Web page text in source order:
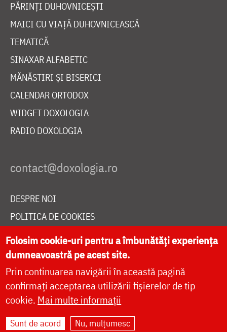
PĂRINȚI DUHOVNICEȘTI
MAICI CU VIAȚĂ DUHOVNICEASCĂ
TEMATICĂ
SINAXAR ALFABETIC
MĂNĂSTIRI ȘI BISERICI
CALENDAR ORTODOX
WIDGET DOXOLOGIA
RADIO DOXOLOGIA
DESPRE NOI
POLITICA DE COOKIES
DONEAZĂ ONLINE PENTRU CATEDRALA NAȚIONALĂ
LIVE
Site dezvoltat deDOXOLOGIA MEDIA
Folosim cookie-uri pentru a îmbunătăți experiența
dumneavoastră pe acest site.
Prin continuarea navigării în această pagină
confirmați acceptarea utilizării fișierelor de tip
cookie. Mai multe informații
Sunt de acord Nu, mulțumesc